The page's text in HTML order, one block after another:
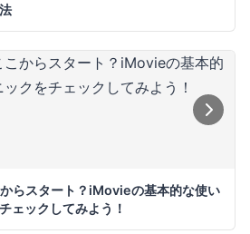
らスタート？iMovieの基本的な使い
ェックしてみよう！